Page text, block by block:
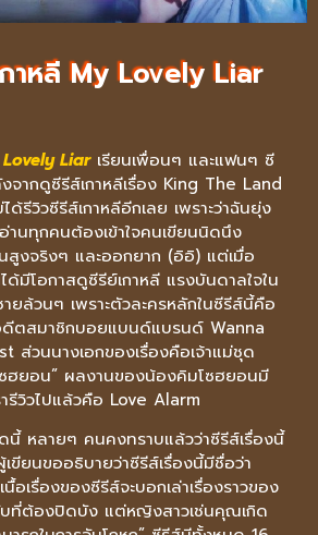
าหลี My Lovely Liar
Lovely Liarเรียนเพื่อนๆ และแฟนๆ ซี
จากดูซีรีส์เกาหลีเรื่อง King The Land
ด้รีวิวซีรีส์เกาหลีอีกเลย เพราะว่าฉันยุ่ง
นทุกคนต้องเข้าใจคนเขียนนิดนึง
นสูงจริงๆ และออกยาก (อิอิ) แต่เมื่อ
มีโอกาสดูซีรีย์เกาหลี แรงบันดาลใจใน
ยล้วนๆ เพราะตัวละครหลักในซีรีส์นี้คือ
ตสมาชิกบอยแบนด์แบรนด์ Wanna
ส่วนนางเอกของเรื่องคือเจ้าแม่ชุด
ฮยอน” ผลงานของน้องคิมโซฮยอนมี
รีวิวไปแล้วคือ Love Alarm
นี้ หลายๆ คนคงทราบแล้วว่าซีรีส์เรื่องนี้
เขียนขออธิบายว่าซีรีส์เรื่องนี้มีชื่อว่า
อเรื่องของซีรีส์จะบอกเล่าเรื่องราวของ
ที่ต้องปิดบัง แต่หญิงสาวเช่นคุณเกิด